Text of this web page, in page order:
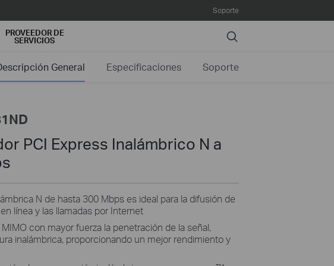
Soporte
PROVEEDOR DE
SERVICIOS Search
General Especificaciones Soporte
PCI Express Inalámbrico N a
N de hasta 300 Mbps es ideal para la difusión de
línea y las llamadas por Internet
con mayor fuerza la penetración de la señal,
inalámbrica, proporcionando un mejor rendimiento y